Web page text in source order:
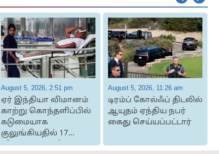
August 5, 2026, 2:51 pm
ஏர் இந்தியா விமானம்
காற்று கொந்தளிப்பில்
கடுமையாக
குலுங்கியதில் 17
விமான பயணிகள் ப...
August 5, 2026, 11:26 am
டிரம்ப் கோல்ஃப் திடலில்
ஆயுதம் ஏந்திய நபர்
கைது செய்யப்பட்டார்